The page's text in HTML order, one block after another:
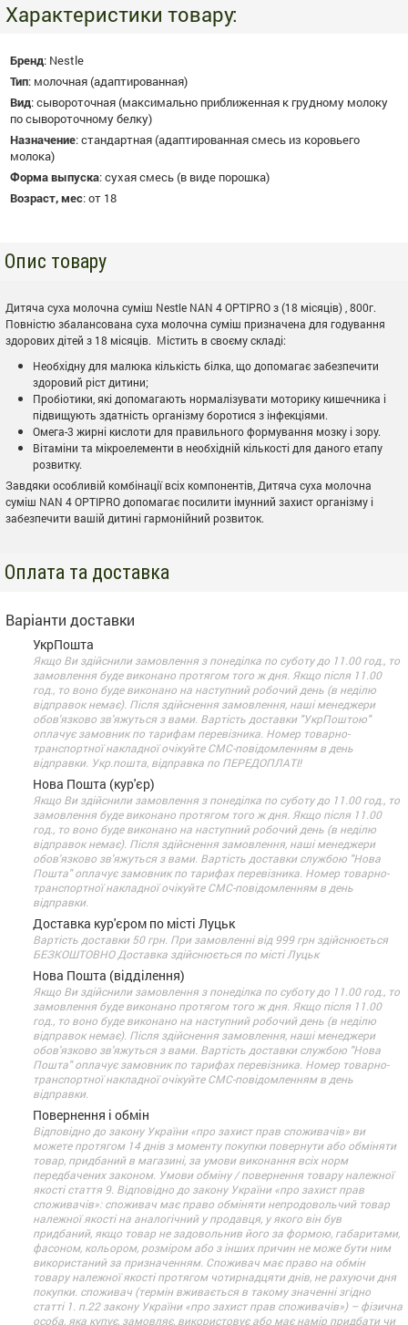
Характеристики товару:
Бренд: Nestle
Тип: молочная (адаптированная)
Вид:сывороточная (максимально приближенная к грудному молоку
по сывороточному белку)
Назначение:стандартная (адаптированная смесь из коровьего
молока)
Форма выпуска:сухая смесь (в виде порошка)
Возраст, мес:от 18
Опис товару
Дитяча суха молочна суміш Nestle NAN 4 OPTIPRO з (18 місяців) , 800г.
Повністю збалансована суха молочна суміш призначена для годування
здорових дітей з 18 місяців. Містить в своєму складі:
Необхідну для малюка кількість білка, що допомагає забезпечити
здоровий ріст дитини;
Пробіотики, які допомагають нормалізувати моторику кишечника і
підвищують здатність організму боротися з інфекціями.
Омега-3 жирні кислоти для правильного формування мозку і зору.
Вітаміни та мікроелементи в необхідній кількості для даного етапу
розвитку.
Завдяки особливій комбінації всіх компонентів, Дитяча суха молочна
суміш NAN 4 OPTIPRO допомагає посилити імунний захист організму і
забезпечити вашій дитині гармонійний розвиток.
Оплата та доставка
Варіанти доставки
УкрПошта
Якщо Ви здійснили замовлення з понеділка по суботу до 11.00 год., то
замовлення буде виконано протягом того ж дня. Якщо після 11.00
год., то воно буде виконано на наступний робочий день (в неділю
відправок немає). Після здійснення замовлення, наші менеджери
обов'язково зв'яжуться з вами. Вартість доставки "УкрПоштою"
оплачує замовник по тарифам перевізника. Номер товарно-
транспортної накладної очікуйте СМС-повідомленням в день
відправки. Укр.пошта, відправка по ПЕРЕДОПЛАТІ!
Нова Пошта (кур'єр)
Якщо Ви здійснили замовлення з понеділка по суботу до 11.00 год., то
замовлення буде виконано протягом того ж дня. Якщо після 11.00
год., то воно буде виконано на наступний робочий день (в неділю
відправок немає). Після здійснення замовлення, наші менеджери
обов'язково зв'яжуться з вами. Вартість доставки службою "Нова
Пошта" оплачує замовник по тарифах перевізника. Номер товарно-
транспортної накладної очікуйте СМС-повідомленням в день
відправки.
Доставка кур'єром по місті Луцьк
Вартість доставки 50 грн. При замовленні від 999 грн здійснюється
БЕЗКОШТОВНО Доставка здійснюється по місті Луцьк
Нова Пошта (відділення)
Якщо Ви здійснили замовлення з понеділка по суботу до 11.00 год., то
замовлення буде виконано протягом того ж дня. Якщо після 11.00
год., то воно буде виконано на наступний робочий день (в неділю
відправок немає). Після здійснення замовлення, наші менеджери
обов'язково зв'яжуться з вами. Вартість доставки службою "Нова
Пошта" оплачує замовник по тарифах перевізника. Номер товарно-
транспортної накладної очікуйте СМС-повідомленням в день
відправки.
Повернення і обмін
Відповідно до закону України «про захист прав споживачів» ви
можете протягом 14 днів з моменту покупки повернути або обміняти
товар, придбаний в магазині, за умови виконання всіх норм
передбачених законом. Умови обміну / повернення товару належної
якості стаття 9. Відповідно до закону України «про захист прав
споживачів»: споживач має право обміняти непродовольчий товар
належної якості на аналогічний у продавця, у якого він був
придбаний, якщо товар не задовольнив його за формою, габаритами,
фасоном, кольором, розміром або з інших причин не може бути ним
використаний за призначенням. Споживач має право на обмін
товару належної якості протягом чотирнадцяти днів, не рахуючи дня
покупки. споживач (термін вживається в такому значенні згідно
статті 1. п.22 закону України «про захист прав споживачів») – фізична
особа, яка купує, замовляє, використовує або має намір придбати чи